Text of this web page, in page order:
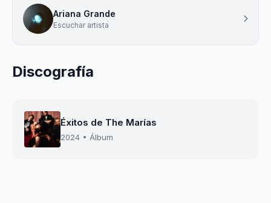
Ariana Grande
Escuchar artista
Discografía
Éxitos de The Marías
2024 • Álbum